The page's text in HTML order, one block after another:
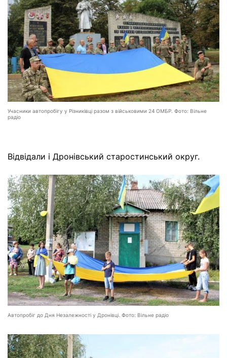
Учасники автопробігу у Різниківці разом з військовими 24 ОМБР. Фото: Вільне
радіо
Відвідали і Дронівський старостинський округ.
Автопробіг до Дня Незалежності у Дронівці. Фото: Вільне радіо